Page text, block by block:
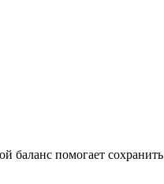
баланс помогает